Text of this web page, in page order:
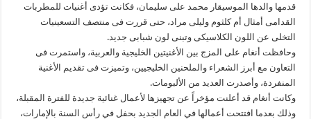
قدمها والدها الموسيقار محمد على سليمان، فكانت تؤدى أغنيات للمطربات
القدامى أمثال أم كلثوم وليلى مراد، حتى قررت فى منتصف التسعينيات
التخلى عن اللون الكلاسيكى وتبنى لون شبابى جديد.
وحافظت أنغام على المزج بين الأغنيتين الخليجية والعربية، واستمرت فى
التعاون مع أبرز الشعراء والملحنين الخليجيين، وتميزت فى تقديم الأغنية
المنفردة، وأصدرت العديد من الألبومات.
وكانت أنغام قد أعلنت مؤخراً عن تجهيزها لأعمال غنائية جديدة للفترة المقبلة،
وذلك بعدما افتتحت أعمالها في العام الجديد بحفل في رأس السنة بالإمارات،